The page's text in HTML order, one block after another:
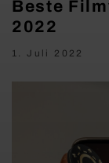
Beste
2022
1. Juli 2022